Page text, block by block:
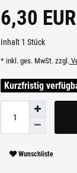
6,30 EUR
Inhalt 1 Stück
* inkl. ges. MwSt. zzgl.
Kurzfristig
Wunschliste